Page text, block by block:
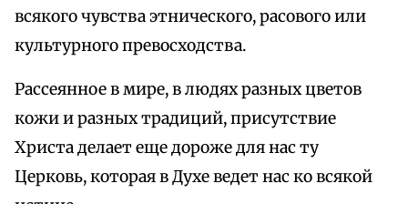
всякого чувства этнического, расового или
культурного превосходства.
Рассеянное в мире, в людях разных цветов
кожи и разных традиций, присутствие
Христа делает еще дороже для нас ту
Церковь, которая в Духе ведет нас ко всякой